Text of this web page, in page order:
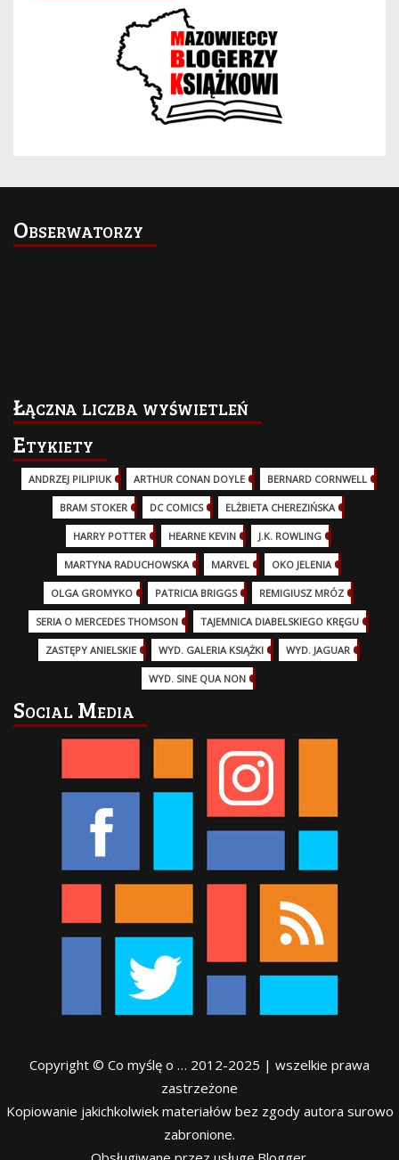
Obserwatorzy
Łączna liczba wyświetleń
Etykiety
ANDRZEJ PILIPIUK (29)ARTHUR CONAN DOYLE BERNARD CORNWELL
BRAM STOKER DC COMICS (17)ELŻBIETA CHEREZIŃSKA
HARRY POTTER (13)HEARNE KEVIN J.K. ROWLING
MARTYNA RADUCHOWSKA MARVEL (32)OKO JELENIA
OLGA GROMYKO PATRICIA BRIGGS (12)REMIGIUSZ MRÓZ
SERIA O MERCEDES THOMSON (11)TAJEMNICA DIABELSKIEGO KRĘGU
ZASTĘPY ANIELSKIE WYD. GALERIA KSIĄŻKI WYD. JAGUAR
WYD. SINE QUA NON
Social Media
Copyright © Co myślę o … 2012-2025 | wszelkie prawa
zastrzeżone
Kopiowanie jakichkolwiek materiałów bez zgody autora surowo
zabronione.